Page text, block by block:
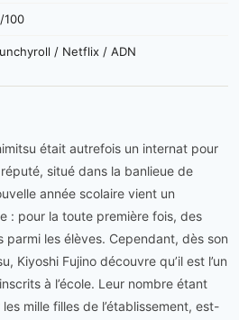
100
/ Netflix / ADN
était autrefois un internat pour
situé dans la banlieue de
année scolaire vient un
: pour la toute première fois, des
les élèves. Cependant, dès son
Kiyoshi Fujino découvre qu’il est l’un
à l’école. Leur nombre étant
mille filles de l’établissement, est-